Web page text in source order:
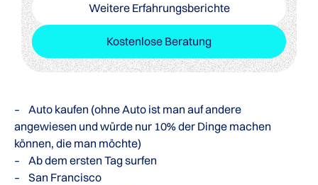
Weitere Erfahrungsberichte
Kostenlose Beratung
– Auto kaufen (ohne Auto ist man auf andere
angewiesen und würde nur 10% der Dinge machen
können, die man möchte)
– Ab dem ersten Tag surfen
– San Francisco